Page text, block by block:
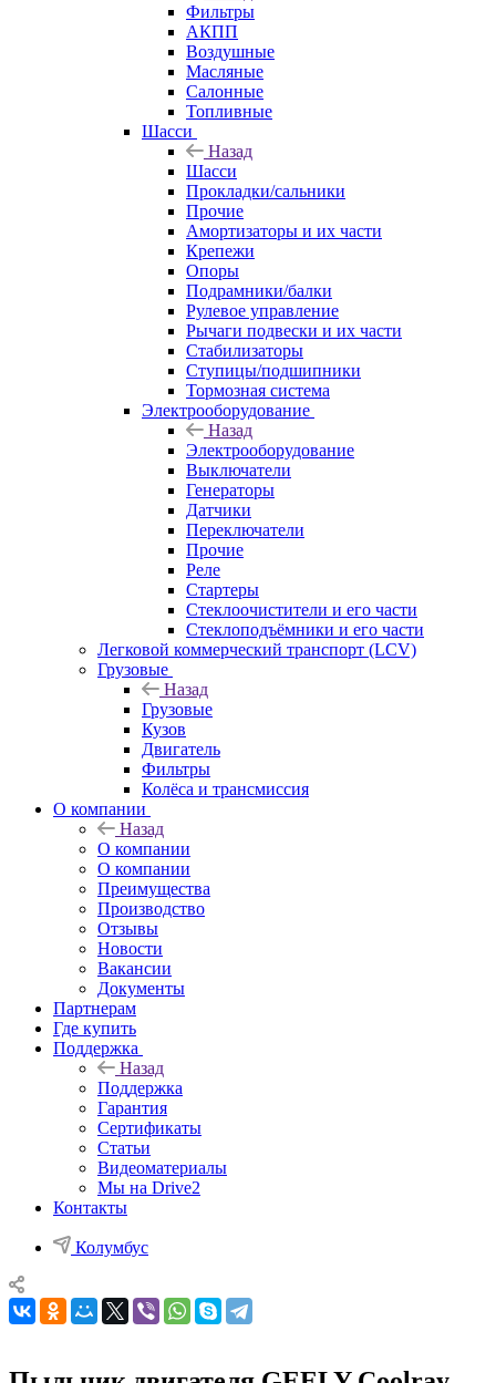
Фильтры
АКПП
Воздушные
Масляные
Салонные
Топливные
Шасси
Назад
Шасси
Прокладки/сальники
Прочие
Амортизаторы и их части
Крепежи
Опоры
Подрамники/балки
Рулевое управление
Рычаги подвески и их части
Стабилизаторы
Ступицы/подшипники
Тормозная система
Электрооборудование
Назад
Электрооборудование
Выключатели
Генераторы
Датчики
Переключатели
Прочие
Реле
Стартеры
Стеклоочистители и его части
Стеклоподъёмники и его части
Легковой коммерческий транспорт (LCV)
Грузовые
Назад
Грузовые
Кузов
Двигатель
Фильтры
Колёса и трансмиссия
О компании
Назад
О компании
О компании
Преимущества
Производство
Отзывы
Новости
Вакансии
Документы
Партнерам
Где купить
Поддержка
Назад
Поддержка
Гарантия
Сертификаты
Статьи
Видеоматериалы
Мы на Drive2
Контакты
Колумбус